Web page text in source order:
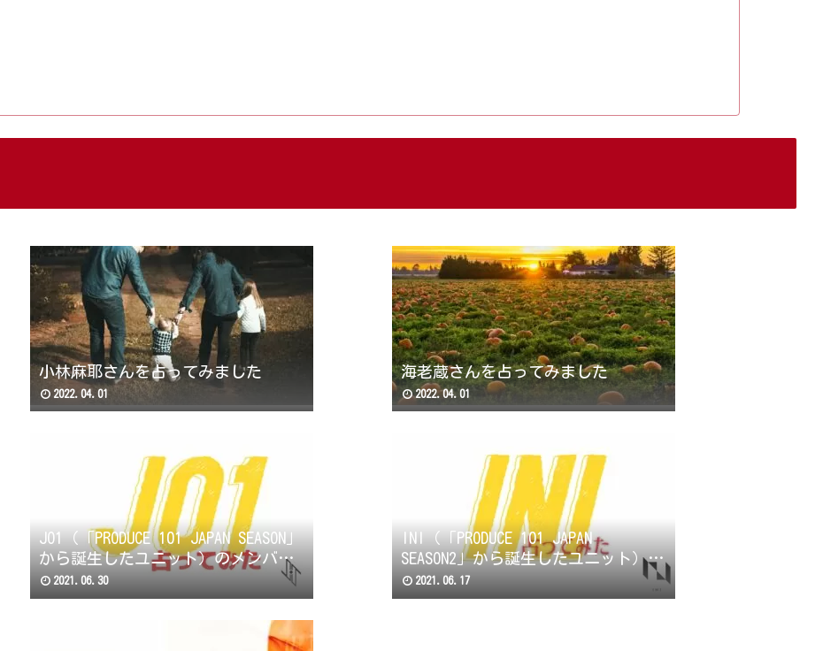
小林麻耶さんを占ってみました
2022.04.01
海老蔵さんを占ってみました
2022.04.01
JO1（「PRODUCE 101 JAPAN SEASON」
から誕生したユニット）のメンバー
で2021年運気が良いTOP3を勝手に占
ってみました。
2021.06.30
INI（「PRODUCE 101 JAPAN
SEASON2」から誕生したユニット）を
勝手に占ってみました。
2021.06.17